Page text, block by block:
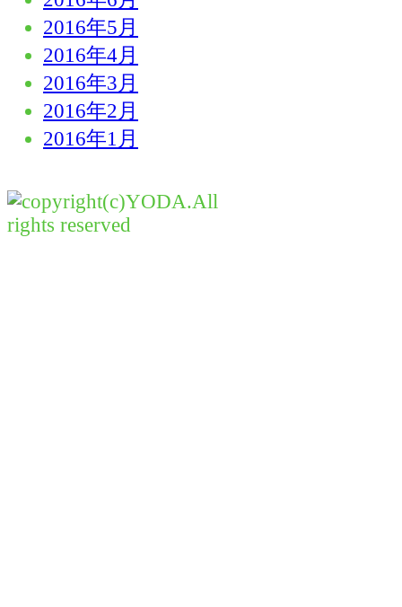
2016年5月
2016年4月
2016年3月
2016年2月
2016年1月